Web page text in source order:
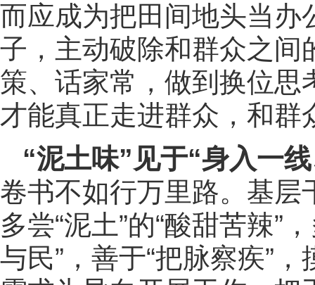
而应成为把田间地头当办
子，主动破除和群众之间
策、话家常，做到换位思
才能真正走进群众，和
“泥土味”见于“身入一
卷书不如行万里路。基层
多尝“泥土”的“酸甜苦辣”
与民”，善于“把脉察疾”